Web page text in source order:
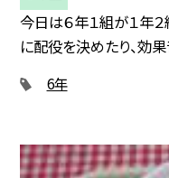
今日は６年１組が１年
に配役を決めたり、効
6年